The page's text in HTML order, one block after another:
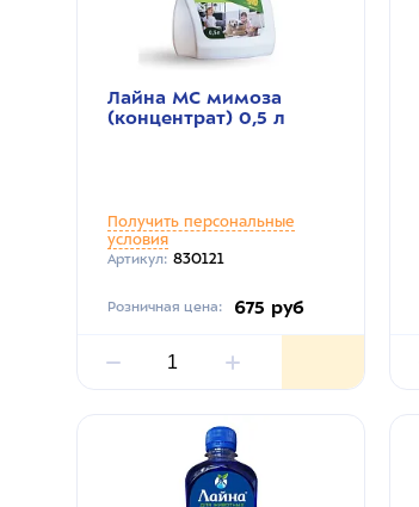
Лайна МС мимоза
(концентрат) 0,5 л
Получить персональные
условия
Артикул: 830121
Розничная цена: 675 руб